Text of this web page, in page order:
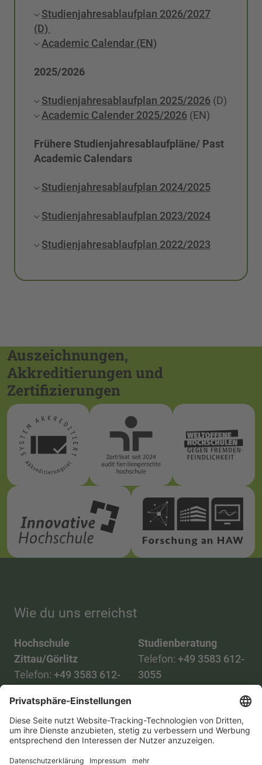
Studienjahresablaufplan 2026/2027
(D)
Academic Calendar (EN)
2025/2026
Studienjahresablaufplan 2025/2026 (D)
Academic Calender 2025/2026 (EN)
Frühere Studienjahresablaufpläne/ Past
Academic Calendars
Studienjahresablaufplan 2024/2025
Studienjahresablaufplan 2023/2024
Studienjahresablaufplan 2022/2023
Auszeichnungen,
Akkreditierungen und
Zertifizierungen
Wie du uns erreichst
Hochschule
Zittau/Görlitz
Telefon: +49 3583 612-
Mail:info(at)hszg.de
Studienberatung
Telefon: +49 3583 612-
3055
Mail:
stud.info(at)hszg.de